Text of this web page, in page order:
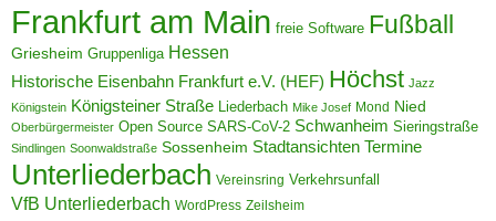
Frankfurt am Main freie Software Fußball
Griesheim Gruppenliga Hessen
Historische Eisenbahn Frankfurt e.V. (HEF) Höchst Jazz
Königstein Königsteiner Straße Liederbach Mike Josef Mond Nied
Oberbürgermeister Open Source SARS-CoV-2 Schwanheim Sieringstraße
Sindlingen Soonwaldstraße Sossenheim Stadtansichten Termine
Unterliederbach Vereinsring Verkehrsunfall
VfB Unterliederbach WordPress Zeilsheim